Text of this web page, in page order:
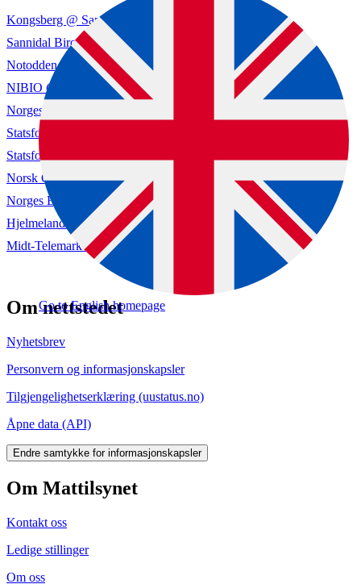
Go to English homepage
Kongsberg @ Sandsvær Birøkterlag (hoering.no)
Sannidal Birøkterlag (hoering.no)
Notodden Birøkterlag (hoering.no)
NIBIO (hoering.no)
Norges Birøkterlag (hoering.no)
Statsforvaltaren i Rogaland (hoering.no)
Statsforvaltaren i Vestland (hoering.no)
Norsk Gartnerforbund (hoering.no)
Norges Bondelag (hoering.no)
Hjelmeland kommune (hoering.no)
Midt-Telemark Birøkterlag (hoering.no)
Om nettstedet
Nyhetsbrev
Personvern og informasjonskapsler
Tilgjengelighetserklæring (uustatus.no)
Åpne data (API)
Endre samtykke for informasjonskapsler
Om Mattilsynet
Kontakt oss
Ledige stillinger
Om oss